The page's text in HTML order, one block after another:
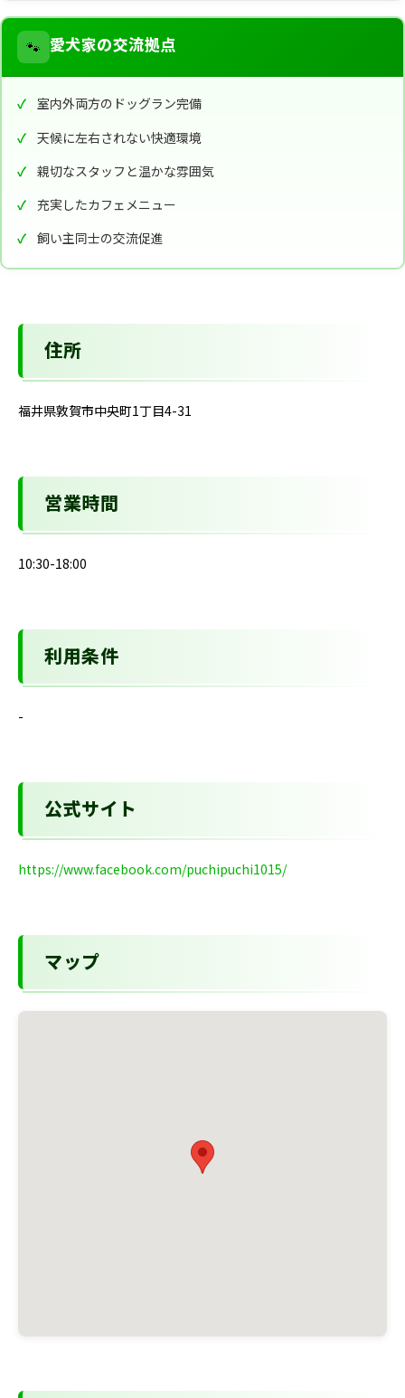
🐾 愛犬家の交流拠点
室内外両方のドッグラン完備
天候に左右されない快適環境
親切なスタッフと温かな雰囲気
充実したカフェメニュー
飼い主同士の交流促進
住所
福井県敦賀市中央町1丁目4-31
営業時間
10:30-18:00
利用条件
-
公式サイト
https://www.facebook.com/puchipuchi1015/
マップ